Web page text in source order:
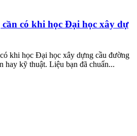
có khi học Đại học xây dự
khi học Đại học xây dựng cầu đường
hay kỹ thuật. Liệu bạn đã chuẩn...